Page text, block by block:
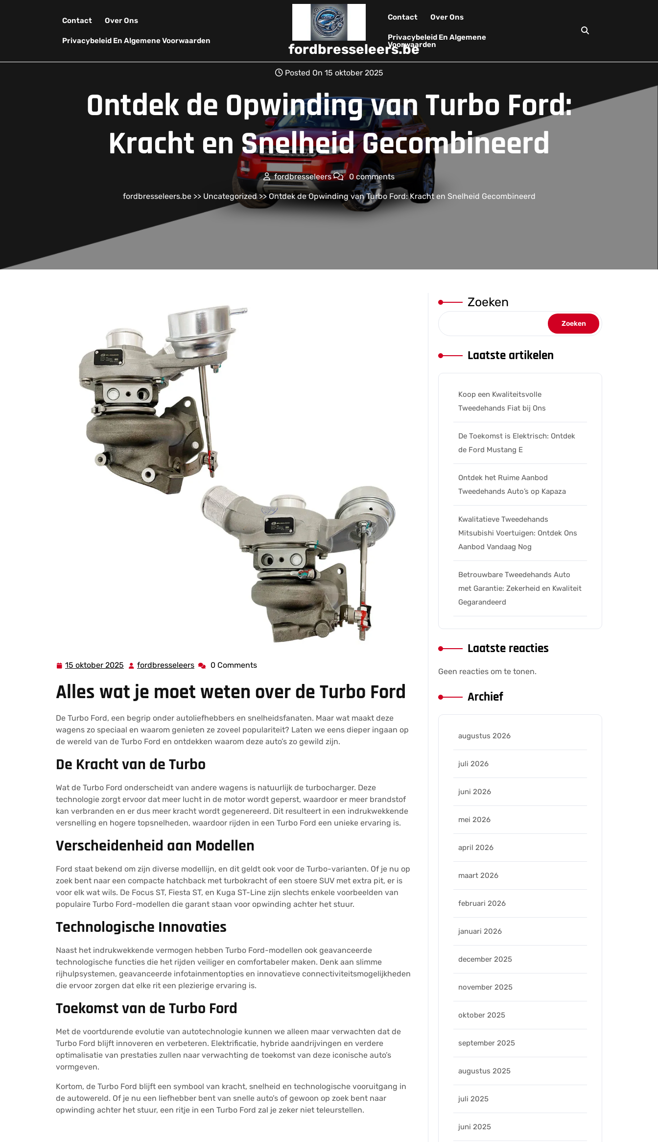
Contact Over Ons
Privacybeleid En Algemene Voorwaarden
fordbresseleers.be
Contact Over Ons
Privacybeleid En Algemene
Voorwaarden
Posted On 15 oktober 2025
Ontdek de Opwinding van Turbo Ford:
Kracht en Snelheid Gecombineerd
fordbresseleers 0 comments
fordbresseleers.be>> Uncategorized>> Ontdek de Opwinding van Turbo Ford: Kracht en Snelheid Gecombineerd
15 oktober 2025 15
2025
fordbresseleers fordbresseleers
0 Comments
Alles wat je moet weten over de Turbo Ford
De Turbo Ford, een begrip onder autoliefhebbers en snelheidsfanaten. Maar wat maakt deze
wagens zo speciaal en waarom genieten ze zoveel populariteit? Laten we eens dieper ingaan op
de wereld van de Turbo Ford en ontdekken waarom deze auto’s zo gewild zijn.
De Kracht van de Turbo
Wat de Turbo Ford onderscheidt van andere wagens is natuurlijk de turbocharger. Deze
technologie zorgt ervoor dat meer lucht in de motor wordt geperst, waardoor er meer brandstof
kan verbranden en er dus meer kracht wordt gegenereerd. Dit resulteert in een indrukwekkende
versnelling en hogere topsnelheden, waardoor rijden in een Turbo Ford een unieke ervaring is.
Verscheidenheid aan Modellen
Ford staat bekend om zijn diverse modellijn, en dit geldt ook voor de Turbo-varianten. Of je nu op
zoek bent naar een compacte hatchback met turbokracht of een stoere SUV met extra pit, er is
voor elk wat wils. De Focus ST, Fiesta ST, en Kuga ST-Line zijn slechts enkele voorbeelden van
populaire Turbo Ford-modellen die garant staan voor opwinding achter het stuur.
Technologische Innovaties
Naast het indrukwekkende vermogen hebben Turbo Ford-modellen ook geavanceerde
technologische functies die het rijden veiliger en comfortabeler maken. Denk aan slimme
rijhulpsystemen, geavanceerde infotainmentopties en innovatieve connectiviteitsmogelijkheden
die ervoor zorgen dat elke rit een plezierige ervaring is.
Toekomst van de Turbo Ford
Met de voortdurende evolutie van autotechnologie kunnen we alleen maar verwachten dat de
Turbo Ford blijft innoveren en verbeteren. Elektrificatie, hybride aandrijvingen en verdere
optimalisatie van prestaties zullen naar verwachting de toekomst van deze iconische auto’s
vormgeven.
Kortom, de Turbo Ford blijft een symbool van kracht, snelheid en technologische vooruitgang in
de autowereld. Of je nu een liefhebber bent van snelle auto’s of gewoon op zoek bent naar
opwinding achter het stuur, een ritje in een Turbo Ford zal je zeker niet teleurstellen.
Zoeken
Zoeken
Laatste artikelen
Koop een Kwaliteitsvolle
Tweedehands Fiat bij Ons
De Toekomst is Elektrisch: Ontdek
de Ford Mustang E
Ontdek het Ruime Aanbod
Tweedehands Auto’s op Kapaza
Kwalitatieve Tweedehands
Mitsubishi Voertuigen: Ontdek Ons
Aanbod Vandaag Nog
Betrouwbare Tweedehands Auto
met Garantie: Zekerheid en Kwaliteit
Gegarandeerd
Laatste reacties
Geen reacties om te tonen.
Archief
augustus 2026
juli 2026
juni 2026
mei 2026
april 2026
maart 2026
februari 2026
januari 2026
december 2025
november 2025
oktober 2025
september 2025
augustus 2025
juli 2025
juni 2025